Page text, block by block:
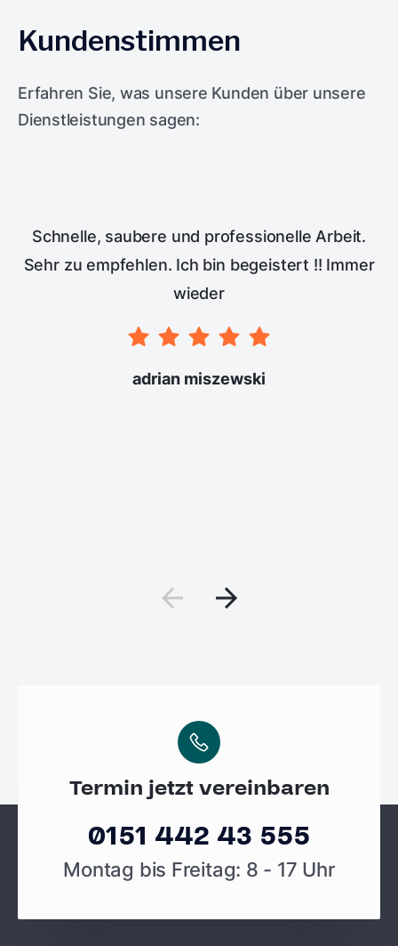
Kundenstimmen
Erfahren Sie, was unsere Kunden über unsere
Dienstleistungen sagen:
Schnelle, saubere und professionelle Arbeit.
Sehr zu empfehlen. Ich bin begeistert !! Immer
wieder
adrian miszewski
Termin jetzt vereinbaren
0151 442 43 555
Montag bis Freitag: 8 - 17 Uhr